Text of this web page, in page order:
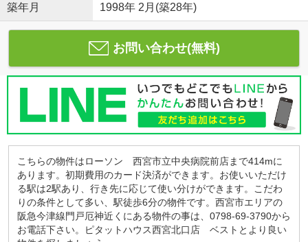
築年月 1998年 2月(築28年)
お問い合わせ(無料)
こちらの物件はローソン 西宮市立中央病院前店まで414mに
あります。初期費用のカード決済ができます。お使いいただけ
る駅は2駅あり、行き先に応じて使い分けができます。こだわ
りの条件として多い、駅徒歩6分の物件です。西宮市エリアの
阪急今津線門戸厄神近くにある物件の事は、0798-69-3790から
お電話下さい。ピタットハウス西宮北口店 ベストとより良い